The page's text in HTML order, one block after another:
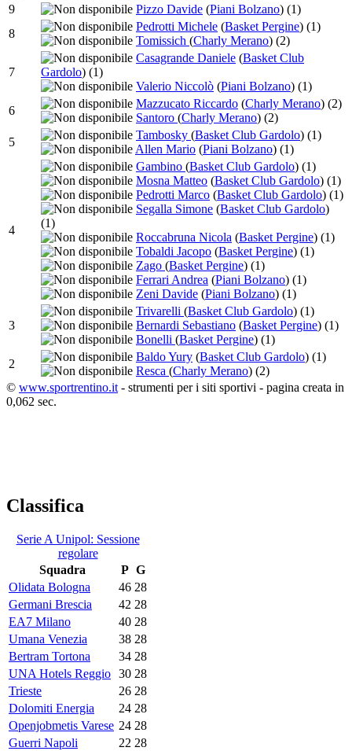
9
Pizzo Davide (Piani Bolzano) (1)
8
Pedrotti Michele (Basket Pergine) (1)
Tomissich (Charly Merano) (2)
7
Casagrande Daniele (Basket Club
Gardolo) (1)
Valerio Niccolò (Piani Bolzano) (1)
6
Mazzucato Riccardo (Charly Merano) (2)
Santoro (Charly Merano) (2)
5
Tambosky (Basket Club Gardolo) (1)
Allen Mario (Piani Bolzano) (1)
4
Gambino (Basket Club Gardolo) (1)
Mosna Matteo (Basket Club Gardolo) (1)
Pedrotti Marco (Basket Club Gardolo) (1)
Segalla Simone (Basket Club Gardolo)
(1)
Roccabruna Nicola (Basket Pergine) (1)
Tobaldi Jacopo (Basket Pergine) (1)
Zago (Basket Pergine) (1)
Ferrari Andrea (Piani Bolzano) (1)
Zeni Davide (Piani Bolzano) (1)
3
Trivarelli (Basket Club Gardolo) (1)
Bernardi Sebastiano (Basket Pergine) (1)
Bonelli (Basket Pergine) (1)
2
Baldo Yury (Basket Club Gardolo) (1)
Resca (Charly Merano) (2)
© www.sportrentino.it - strumenti per i siti sportivi - pagina creata in
0,062 sec.
Classifica
Serie A Unipol: Sessione
regolare
Squadra
P G
Olidata Bologna
46 28
Germani Brescia
42 28
EA7 Milano
40 28
Umana Venezia
38 28
Bertram Tortona
34 28
UNA Hotels Reggio 30 28
Trieste
26 28
Dolomiti Energia
24 28
Openjobmetis Varese 24 28
Guerri Napoli
22 28